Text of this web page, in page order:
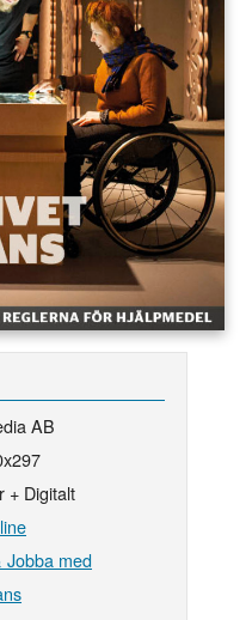
AB
+ Digitalt
Jobba med